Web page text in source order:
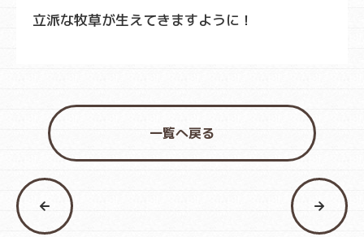
立派な牧草が生えてきますように！
一覧へ戻る